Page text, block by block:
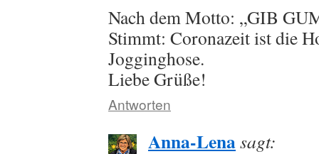
Nach dem Motto: „GIB
Stimmt: Coronazeit ist die
Jogginghose.
Liebe Grüße!
Antworten
Anna-Lenasagt: